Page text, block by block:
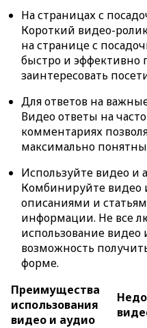
На страницах с
Короткий видео-
на странице с
быстро и эффективно
заинтересовать
Для ответов на
Видео ответы на
комментариях
максимально
Используйте видео и
Комбинируйте видео
описаниями и
информации. Не все
использование видео
возможность
форме.
Преимущества
использования
видео и аудио